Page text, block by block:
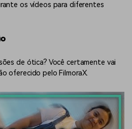
os vídeos para diferentes
de ótica? Você certamente vai
oferecido pelo FilmoraX.